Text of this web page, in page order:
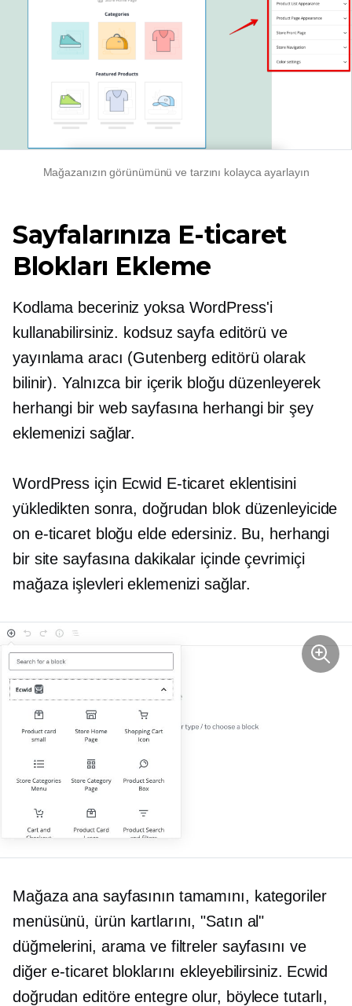
Mağazanızın görünümünü ve tarzını kolayca ayarlayın
Sayfalarınıza E-ticaret
Blokları Ekleme
Kodlama beceriniz yoksa WordPress'i
kullanabilirsiniz. kodsuz sayfa editörü ve
yayınlama aracı (Gutenberg editörü olarak
bilinir). Yalnızca bir içerik bloğu düzenleyerek
herhangi bir web sayfasına herhangi bir şey
eklemenizi sağlar.
WordPress için Ecwid E-ticaret eklentisini
yükledikten sonra, doğrudan blok düzenleyicide
on e-ticaret bloğu elde edersiniz. Bu, herhangi
bir site sayfasına dakikalar içinde çevrimiçi
mağaza işlevleri eklemenizi sağlar.
Mağaza ana sayfasının tamamını, kategoriler
menüsünü, ürün kartlarını, "Satın al"
düğmelerini, arama ve filtreler sayfasını ve
diğer e-ticaret bloklarını ekleyebilirsiniz. Ecwid
doğrudan editöre entegre olur, böylece tutarlı,